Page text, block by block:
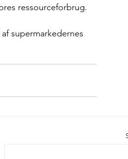
ressourceforbrug.
supermarkedernes